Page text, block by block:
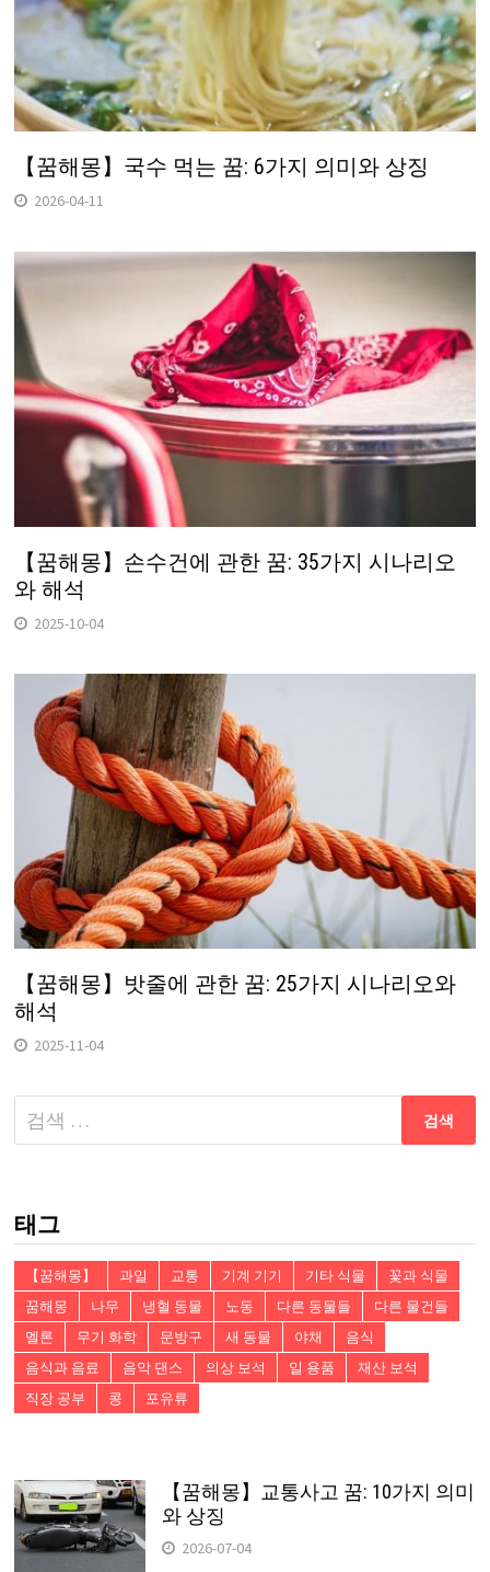
【꿈해몽】국수 먹는 꿈: 6가지 의미와 상징
2026-04-11
【꿈해몽】손수건에 관한 꿈: 35가지 시나리오
와 해석
2025-10-04
【꿈해몽】밧줄에 관한 꿈: 25가지 시나리오와
해석
2025-11-04
다
음
태그
【꿈해몽】 과일 교통 기계 기기 기타 식물
꽃과 식물
꿈해몽
나무 냉혈 동물 노동 다른 동물들
다른 물건들
멜론
무기 화학 문방구 새 동물 야채
음식
음식과 음료
음악 댄스 의상 보석 일 용품
재산 보석
직장 공부
콩 포유류
【꿈해몽】교통사고 꿈: 10가지 의미
와 상징
2026-07-04